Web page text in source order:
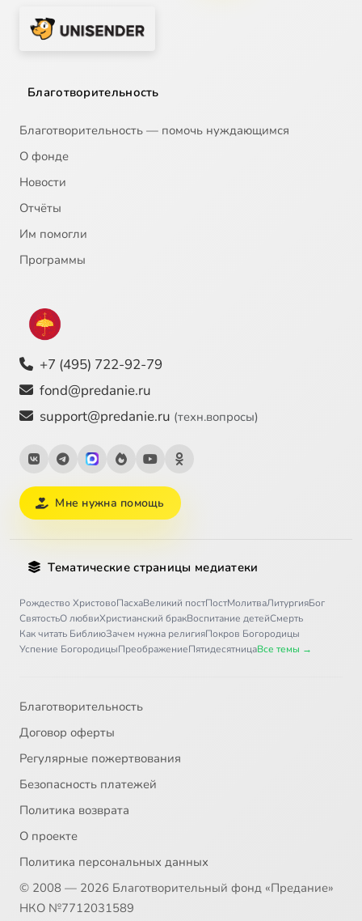
Благотворительность
Благотворительность — помочь нуждающимся
О фонде
Новости
Отчёты
Им помогли
Программы
+7 (495) 722-92-79
fond@predanie.ru
support@predanie.ru (техн.вопросы)
Мне нужна помощь
Тематические страницы медиатеки
Рождество ХристовоПасхаВеликий постПостМолитваЛитургияБог
СвятостьО любвиХристианский бракВоспитание детейСмерть
Как читать БиблиюЗачем нужна религияПокров Богородицы
Успение БогородицыПреображениеПятидесятницаВсе темы →
Благотворительность
Договор оферты
Регулярные пожертвования
Безопасность платежей
Политика возврата
О проекте
Политика персональных данных
© 2008 — 2026 Благотворительный фонд «Предание»
НКО №7712031589